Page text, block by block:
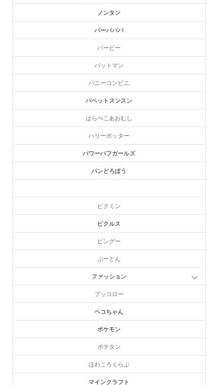
ノンタン
バーバパパ
バービー
バットマン
バニーコンビニ
パペットスンスン
はらぺこあおむし
ハリーポッター
パワーパフガールズ
パンどろぼう
ピクミン
ピクルス
ピングー
ぷーとん
ファッション
ブッコロー
ペコちゃん
ポケモン
ポテタン
ほわころくらぶ
マインクラフト